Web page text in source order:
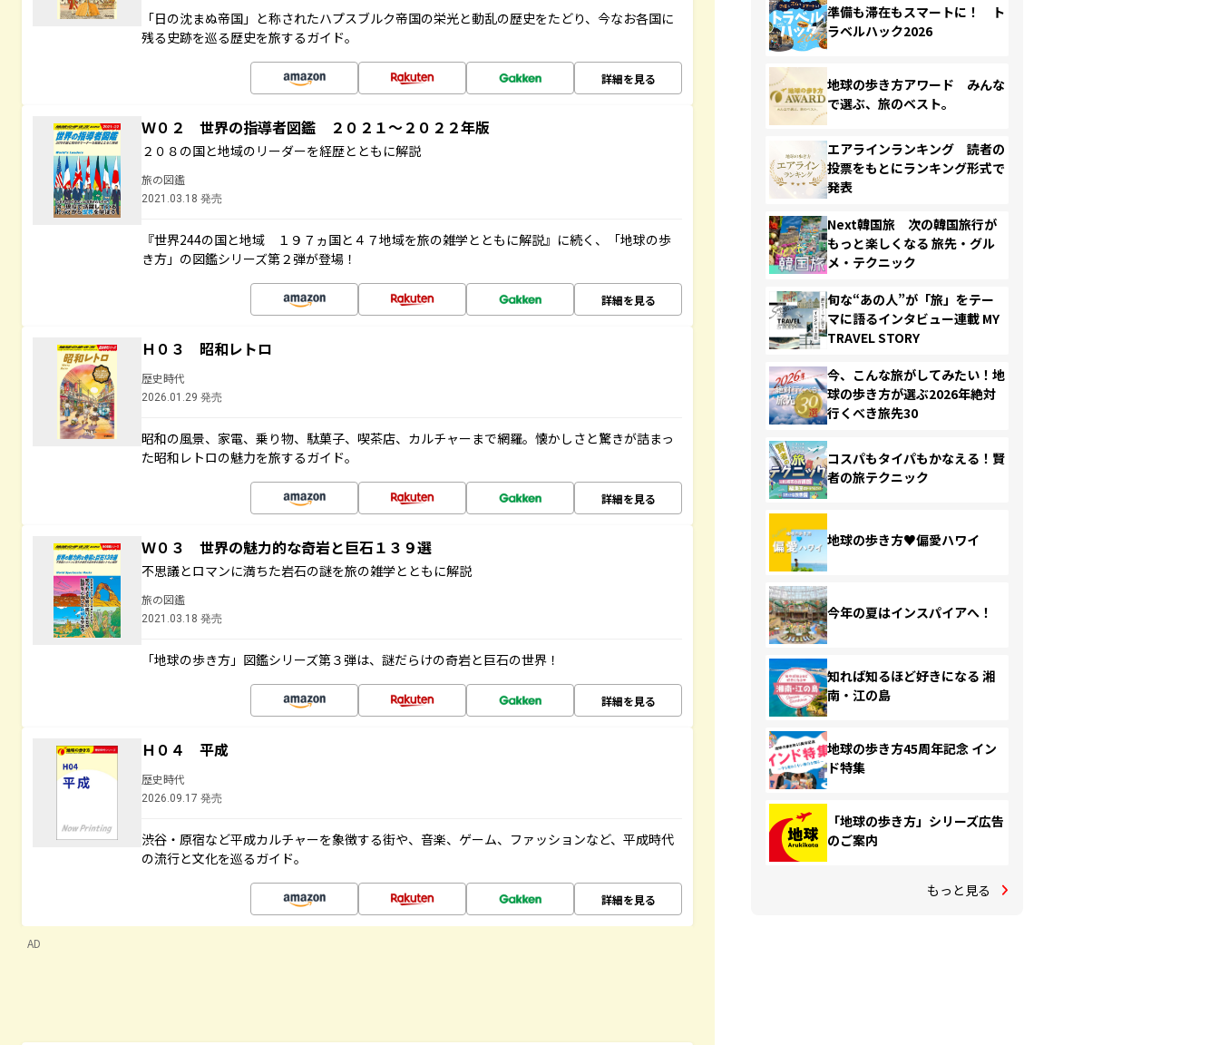
「日の沈まぬ帝国」と称されたハプスブルク帝国の栄光と動乱の歴史をたどり、今なお各国に
残る史跡を巡る歴史を旅するガイド。
詳細を見る
Ｗ０２ 世界の指導者図鑑 ２０２１～２０２２年版
２０８の国と地域のリーダーを経歴とともに解説
旅の図鑑
2021.03.18 発売
『世界244の国と地域 １９７ヵ国と４７地域を旅の雑学とともに解説』に続く、「地球の歩
き方」の図鑑シリーズ第２弾が登場！
詳細を見る
Ｈ０３ 昭和レトロ
歴史時代
2026.01.29 発売
昭和の風景、家電、乗り物、駄菓子、喫茶店、カルチャーまで網羅。懐かしさと驚きが詰まっ
た昭和レトロの魅力を旅するガイド。
詳細を見る
Ｗ０３ 世界の魅力的な奇岩と巨石１３９選
不思議とロマンに満ちた岩石の謎を旅の雑学とともに解説
旅の図鑑
2021.03.18 発売
「地球の歩き方」図鑑シリーズ第３弾は、謎だらけの奇岩と巨石の世界！
詳細を見る
Ｈ０４ 平成
歴史時代
2026.09.17 発売
渋谷・原宿など平成カルチャーを象徴する街や、音楽、ゲーム、ファッションなど、平成時代
の流行と文化を巡るガイド。
詳細を見る
AD
準備も滞在もスマートに！ ト
ラベルハック2026
地球の歩き方アワード みんな
で選ぶ、旅のベスト。
エアラインランキング 読者の
投票をもとにランキング形式で
発表
Next韓国旅 次の韓国旅行が
もっと楽しくなる 旅先・グル
メ・テクニック
旬な“あの人”が「旅」をテー
マに語るインタビュー連載 MY
TRAVEL STORY
今、こんな旅がしてみたい！地
球の歩き方が選ぶ2026年絶対
行くべき旅先30
コスパもタイパもかなえる！賢
者の旅テクニック
地球の歩き方♥偏愛ハワイ
今年の夏はインスパイアへ！
知れば知るほど好きになる 湘
南・江の島
地球の歩き方45周年記念 イン
ド特集
「地球の歩き方」シリーズ広告
のご案内
もっと見る